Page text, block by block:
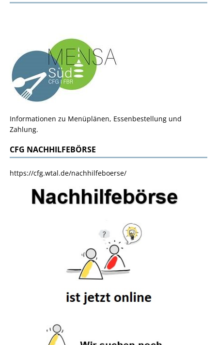
Informationen zu Menüplänen, Essenbestellung und
Zahlung.
CFG NACHHILFEBÖRSE
https://cfg.wtal.de/nachhilfeboerse/